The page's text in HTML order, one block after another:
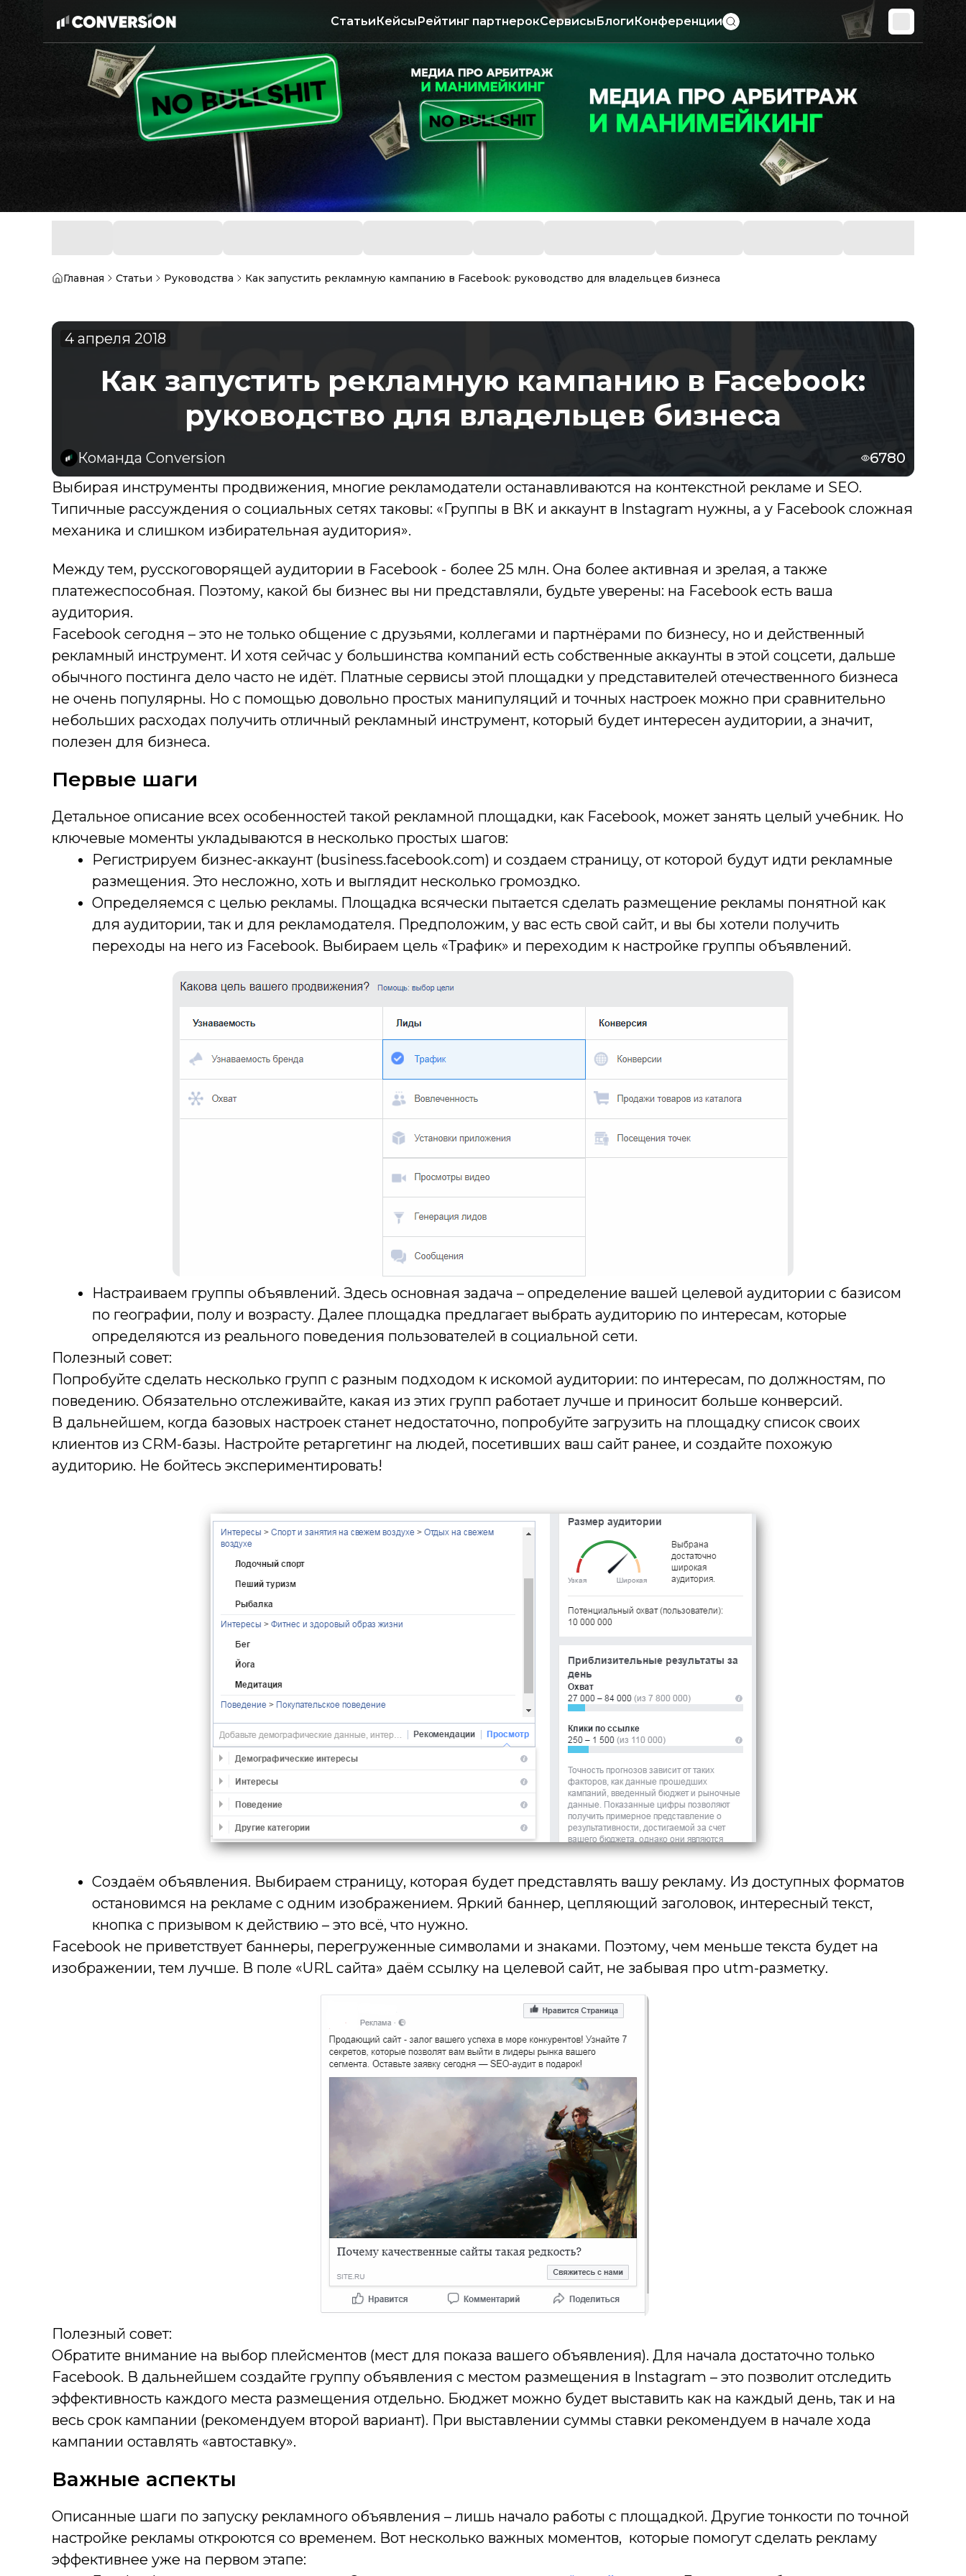
СтатьиКейсыРейтинг партнерокСервисыБлогиКонференции
Главная Статьи Руководства Как запустить рекламную кампанию в Facebook: руководство для владельцев бизнеса
4 апреля 2018
Как запустить рекламную кампанию в Facebook:
руководство для владельцев бизнеса
Команда Conversion
6780
Выбирая инструменты продвижения, многие рекламодатели останавливаются на контекстной рекламе и SEO.
Типичные рассуждения о социальных сетях таковы: «Группы в ВК и аккаунт в Instagram нужны, а у Facebook сложная
механика и слишком избирательная аудитория».
Между тем, русскоговорящей аудитории в Facebook - более 25 млн. Она более активная и зрелая, а также
платежеспособная. Поэтому, какой бы бизнес вы ни представляли, будьте уверены: на Facebook есть ваша
аудитория.
Facebook сегодня – это не только общение с друзьями, коллегами и партнёрами по бизнесу, но и действенный
рекламный инструмент. И хотя сейчас у большинства компаний есть собственные аккаунты в этой соцсети, дальше
обычного постинга дело часто не идёт. Платные сервисы этой площадки у представителей отечественного бизнеса
не очень популярны. Но с помощью довольно простых манипуляций и точных настроек можно при сравнительно
небольших расходах получить отличный рекламный инструмент, который будет интересен аудитории, а значит,
полезен для бизнеса.
Первые шаги
Детальное описание всех особенностей такой рекламной площадки, как Facebook, может занять целый учебник. Но
ключевые моменты укладываются в несколько простых шагов:
Регистрируем бизнес-аккаунт (business.facebook.com) и создаем страницу, от которой будут идти рекламные
размещения. Это несложно, хоть и выглядит несколько громоздко.
Определяемся с целью рекламы. Площадка всячески пытается сделать размещение рекламы понятной как
для аудитории, так и для рекламодателя. Предположим, у вас есть свой сайт, и вы бы хотели получить
переходы на него из Facebook. Выбираем цель «Трафик» и переходим к настройке группы объявлений.
Настраиваем группы объявлений. Здесь основная задача – определение вашей целевой аудитории с базисом
по географии, полу и возрасту. Далее площадка предлагает выбрать аудиторию по интересам, которые
определяются из реального поведения пользователей в социальной сети.
Полезный совет:
Попробуйте сделать несколько групп с разным подходом к искомой аудитории: по интересам, по должностям, по
поведению. Обязательно отслеживайте, какая из этих групп работает лучше и приносит больше конверсий.
В дальнейшем, когда базовых настроек станет недостаточно, попробуйте загрузить на площадку список своих
клиентов из CRM-базы. Настройте ретаргетинг на людей, посетивших ваш сайт ранее, и создайте похожую
аудиторию. Не бойтесь экспериментировать!
Создаём объявления. Выбираем страницу, которая будет представлять вашу рекламу. Из доступных форматов
остановимся на рекламе с одним изображением. Яркий баннер, цепляющий заголовок, интересный текст,
кнопка с призывом к действию – это всё, что нужно.
Facebook не приветствует баннеры, перегруженные символами и знаками. Поэтому, чем меньше текста будет на
изображении, тем лучше. В поле «URL сайта» даём ссылку на целевой сайт, не забывая про utm-разметку.
Полезный совет:
Обратите внимание на выбор плейсментов (мест для показа вашего объявления). Для начала достаточно только
Facebook. В дальнейшем создайте группу объявления с местом размещения в Instagram – это позволит отследить
эффективность каждого места размещения отдельно. Бюджет можно будет выставить как на каждый день, так и на
весь срок кампании (рекомендуем второй вариант). При выставлении суммы ставки рекомендуем в начале хода
кампании оставлять «автоставку».
Важные аспекты
Описанные шаги по запуску рекламного объявления – лишь начало работы с площадкой. Другие тонкости по точной
настройке рекламы откроются со временем. Вот несколько важных моментов, которые помогут сделать рекламу
эффективнее уже на первом этапе: